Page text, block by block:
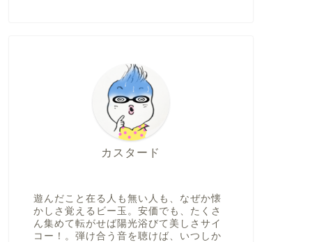
カスタード
遊んだこと在る人も無い人も、なぜか懐
かしさ覚えるビー玉。安価でも、たくさ
ん集めて転がせば陽光浴びて美しさサイ
コー！。弾け合う音を聴けば、いつしか